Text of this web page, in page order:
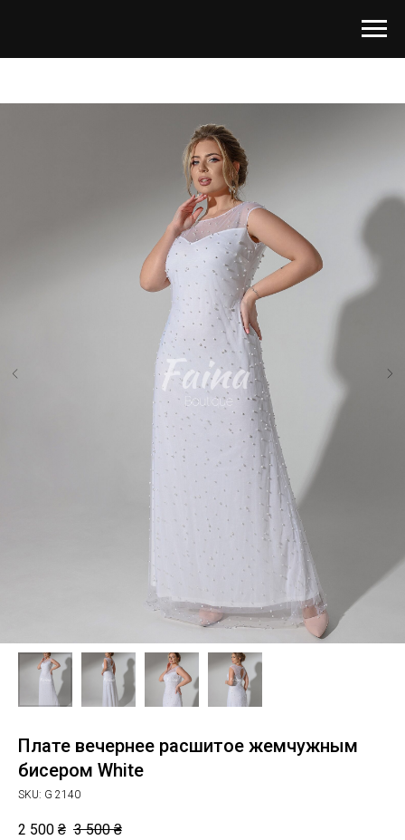
Плате вечернее расшитое жемчужным
бисером White
SKU: G 2140
2 500 ₴ 3 500 ₴